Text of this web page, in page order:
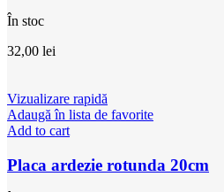
În stoc
32,00 lei
Vizualizare rapidă
Adaugă în lista de favorite
Add to cart
Placa ardezie rotunda 20cm